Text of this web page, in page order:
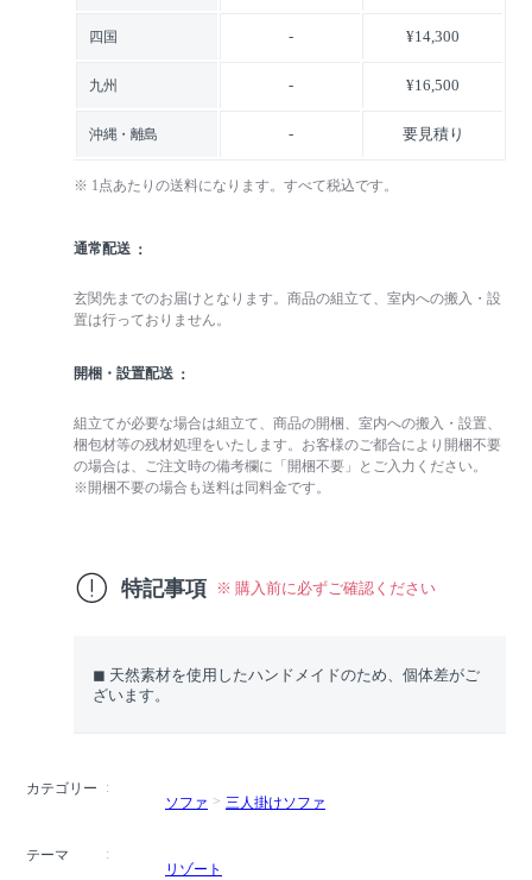
四国 - ¥14,300
九州 - ¥16,500
沖縄・離島 - 要見積り
※ 1点あたりの送料になります。すべて税込です。
通常配送
玄関先までのお届けとなります。商品の組立て、室内への搬入・設
置は行っておりません。
開梱・設置配送
組立てが必要な場合は組立て、商品の開梱、室内への搬入・設置、
梱包材等の残材処理をいたします。お客様のご都合により開梱不要
の場合は、ご注文時の備考欄に「開梱不要」とご入力ください。
※開梱不要の場合も送料は同料金です。
特記事項 ※ 購入前に必ずご確認ください
◼︎ 天然素材を使用したハンドメイドのため、個体差がご
ざいます。
カテゴリー
ソファ
三人掛けソファ
テーマ
リゾート